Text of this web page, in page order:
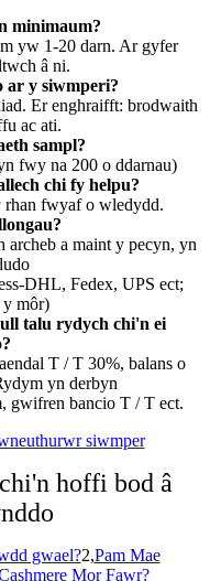
minimaum?
yw 1-20 darn. Ar gyfer
â ni.
ar y siwmperi?
Er enghraifft: brodwaith
ac ati.
sampl?
fwy na 200 o ddarnau)
chi fy helpu?
rhan fwyaf o wledydd.
archeb a maint y pecyn, yn
DHL, Fedex, UPS ect;
y môr)
talu rydych chi'n ei
T / T 30%, balans o
yn derbyn
gwifren bancio T / T ect.
hoffi bod â
gwael?2,Pam Mae
Mor Fawr?